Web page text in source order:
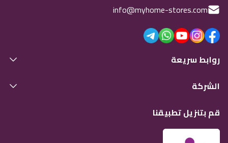
info@myhome-stores.com
روابط سريعة
الشركة
قم بتنزيل تطبيقنا